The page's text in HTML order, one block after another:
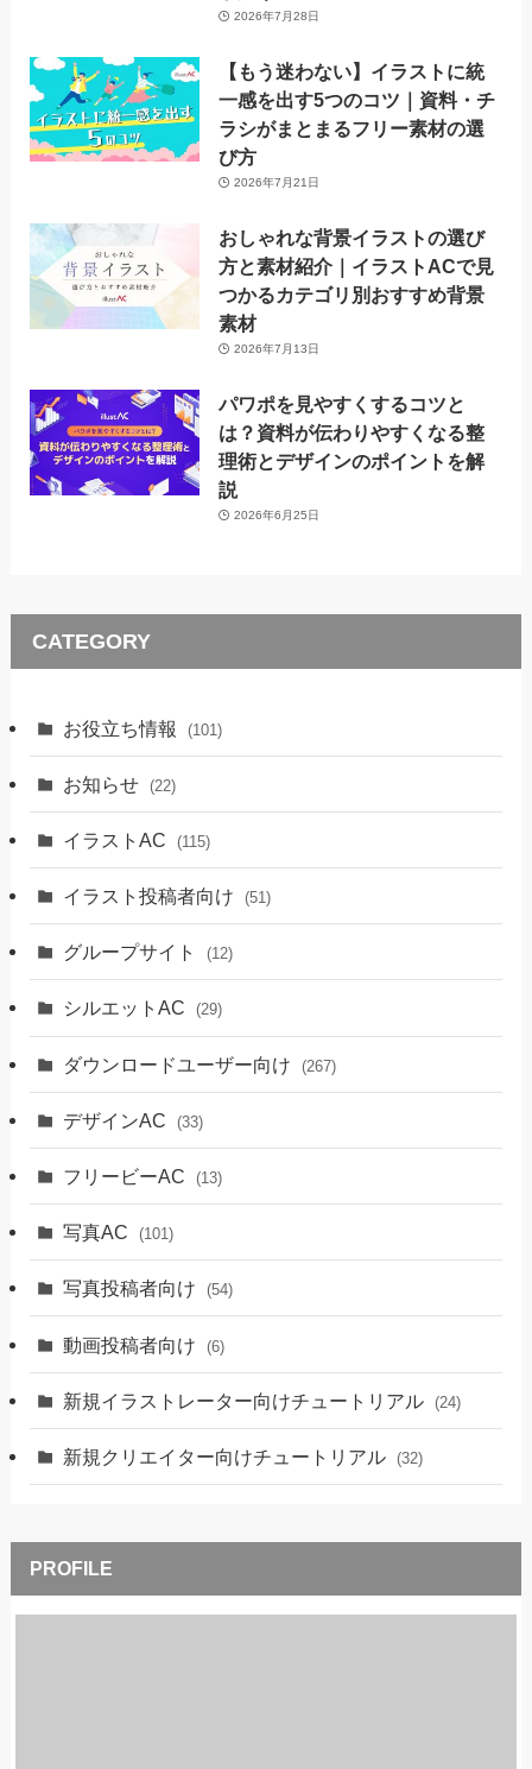
2026年7月28日
【もう迷わない】イラストに統
一感を出す5つのコツ｜資料・チ
ラシがまとまるフリー素材の選
び方
2026年7月21日
おしゃれな背景イラストの選び
方と素材紹介｜イラストACで見
つかるカテゴリ別おすすめ背景
素材
2026年7月13日
パワポを見やすくするコツと
は？資料が伝わりやすくなる整
理術とデザインのポイントを解
説
2026年6月25日
CATEGORY
お役立ち情報 (101)
お知らせ (22)
イラストAC (115)
イラスト投稿者向け (51)
グループサイト (12)
シルエットAC (29)
ダウンロードユーザー向け (267)
デザインAC (33)
フリービーAC (13)
写真AC (101)
写真投稿者向け (54)
動画投稿者向け (6)
新規イラストレーター向けチュートリアル (24)
新規クリエイター向けチュートリアル (32)